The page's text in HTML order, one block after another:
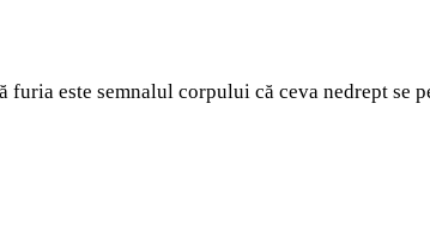
este semnalul corpului că ceva nedrept se